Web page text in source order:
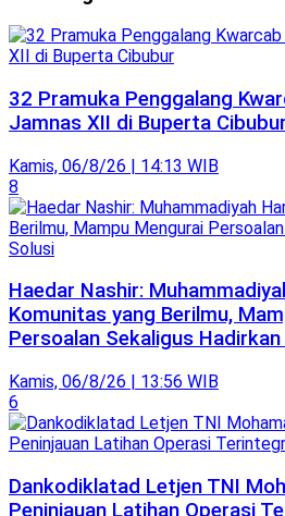
32 Pramuka Penggalang
Jamnas XII di Buperta Cibubur
Kamis, 06/8/26 | 14:13 WIB
8
Haedar Nashir:
Komunitas yang Berilmu,
Persoalan Sekaligus
Kamis, 06/8/26 | 13:56 WIB
6
Dankodiklatad Letjen TNI
Peninjauan Latihan Operasi